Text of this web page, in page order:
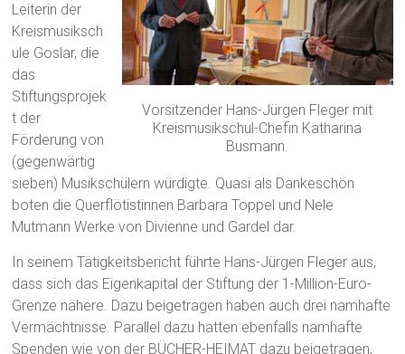
Vorsitzender Hans-Jürgen Fleger mit
Kreismusikschul-Chefin Katharina
Busmann.
Leiterin der
Kreismusiksch
ule Goslar, die
das
Stiftungsprojek
t der
Förderung von
(gegenwärtig
sieben) Musikschülern würdigte. Quasi als Dankeschön
boten die Querflötistinnen Barbara Toppel und Nele
Mutmann Werke von Divienne und Gardel dar.
In seinem Tätigkeitsbericht führte Hans-Jürgen Fleger aus,
dass sich das Eigenkapital der Stiftung der 1-Million-Euro-
Grenze nähere. Dazu beigetragen haben auch drei namhafte
Vermächtnisse. Parallel dazu hatten ebenfalls namhafte
Spenden wie von der BÜCHER-HEIMAT dazu beigetragen,